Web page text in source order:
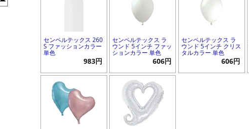
センペルテックス 260
S ファッションカラー
単色
983円
センペルテックス ラ
ウンド 5インチ ファッ
ションカラー 単色
606円
センペルテックス ラ
ウンド 5インチ クリス
タルカラー 単色
606円